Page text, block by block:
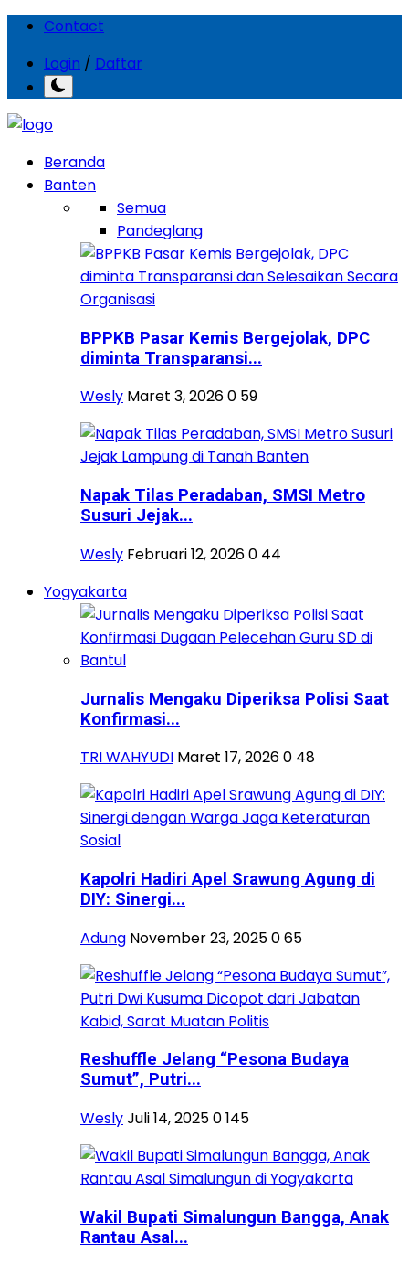
Contact
Login / Daftar
Beranda
Banten
Semua
Pandeglang
BPPKB Pasar Kemis Bergejolak, DPC
diminta Transparansi...
Wesly Maret 3, 20260 59
Napak Tilas Peradaban, SMSI Metro
Susuri Jejak...
Wesly Februari 12, 20260 44
Yogyakarta
Jurnalis Mengaku Diperiksa Polisi Saat
Konfirmasi...
TRI WAHYUDI Maret 17, 20260 48
Kapolri Hadiri Apel Srawung Agung di
DIY: Sinergi...
Adung November 23, 2025065
Reshuffle Jelang “Pesona Budaya
Sumut”, Putri...
WeslyJuli 14, 20250145
Wakil Bupati Simalungun Bangga, Anak
Rantau Asal...